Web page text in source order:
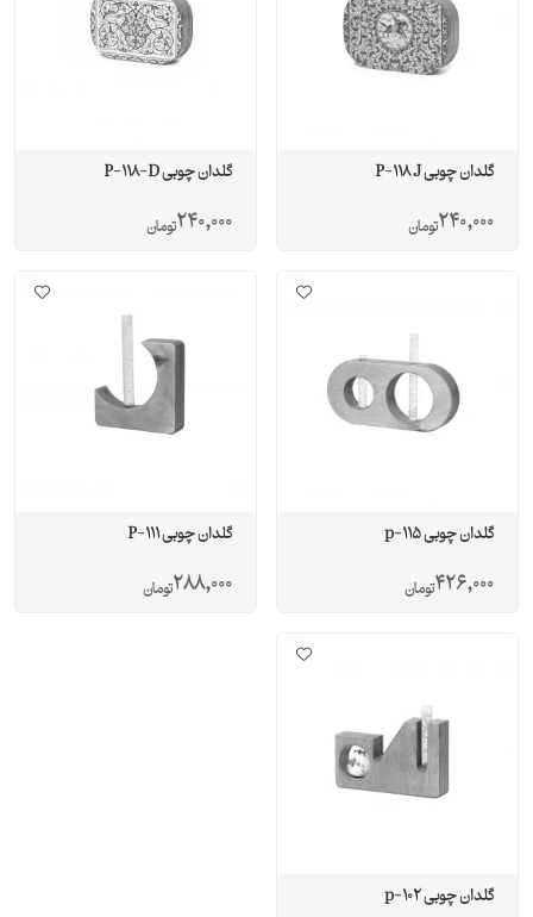
گلدان چوبی P-118 J
240,000تومان
گلدان چوبی P-118-D
240,000تومان
گلدان چوبی p-115
426,000تومان
گلدان چوبی P-111
288,000تومان
گلدان چوبی p-102